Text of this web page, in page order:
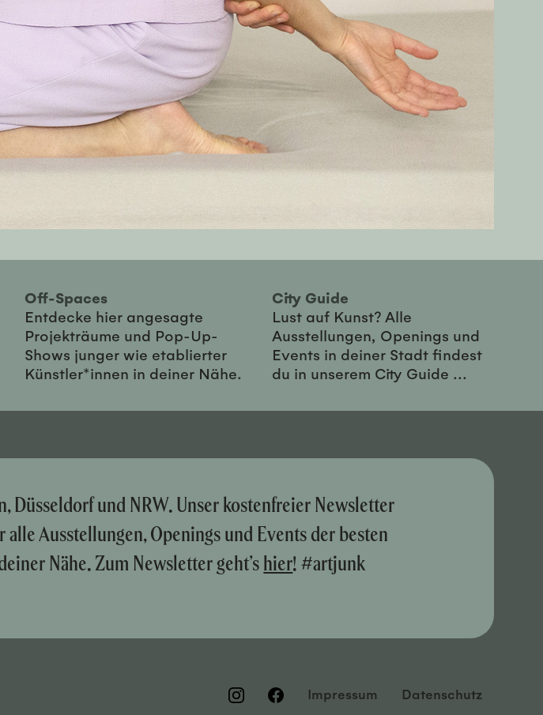
Off-Spaces
Entdecke hier angesagte
Projekträume und Pop-Up-
Shows junger wie etablierter
Künstler*innen in deiner Nähe.
City Guide
Lust auf Kunst? Alle
Ausstellungen, Openings und
Events in deiner Stadt findest
du in unserem City Guide ...
Düsseldorf und NRW. Unser kostenfreier Newsletter
Ausstellungen, Openings und Events der besten
Nähe. Zum Newsletter geht’shier! #artjunk
Impressum Datenschutz